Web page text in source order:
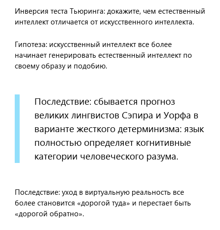
Инверсия теста Тьюринга: докажите, чем естественный
интеллект отличается от искусственного интеллекта.
Гипотеза: искусственный интеллект все более
начинает генерировать естественный интеллект по
своему образу и подобию.
Последствие: сбывается прогноз
великих лингвистов Сэпира и Уорфа в
варианте жесткого детерминизма: язык
полностью определяет когнитивные
категории человеческого разума.
Последствие: уход в виртуальную реальность все
более становится «дорогой туда» и перестает быть
«дорогой обратно».